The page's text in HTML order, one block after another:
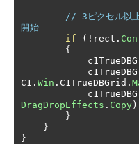
// 3ピクセル以
開始
if
(! rect .
{
C1 . Win . C1TrueDBGrid .
DragDropEffects . Copy
}
}
}